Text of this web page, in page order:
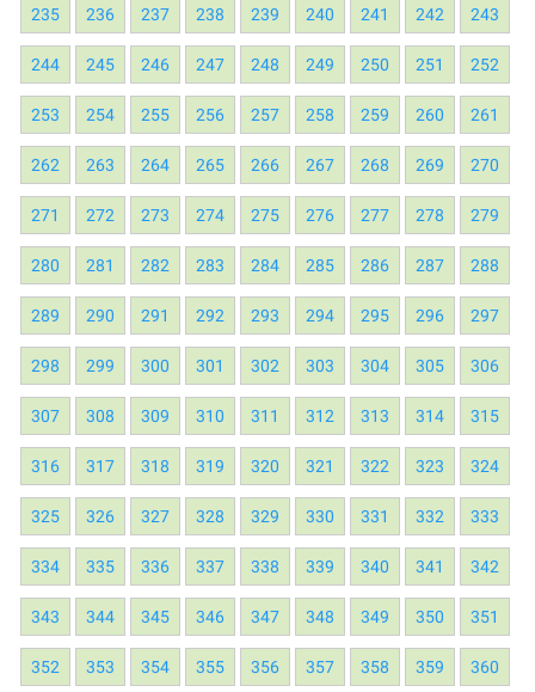
235 236 237 238 239 240 241 242 243
244 245 246 247 248 249 250 251 252
253 254 255 256 257 258 259 260 261
262 263 264 265 266 267 268 269 270
271 272 273 274 275 276 277 278 279
280 281 282 283 284 285 286 287 288
289 290 291 292 293 294 295 296 297
298 299 300 301 302 303 304 305 306
307 308 309 310 311 312 313 314 315
316 317 318 319 320 321 322 323 324
325 326 327 328 329 330 331 332 333
334 335 336 337 338 339 340 341 342
343 344 345 346 347 348 349 350 351
352 353 354 355 356 357 358 359 360